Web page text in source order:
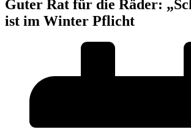
Guter Rat für die Räder:
ist im Winter Pflicht